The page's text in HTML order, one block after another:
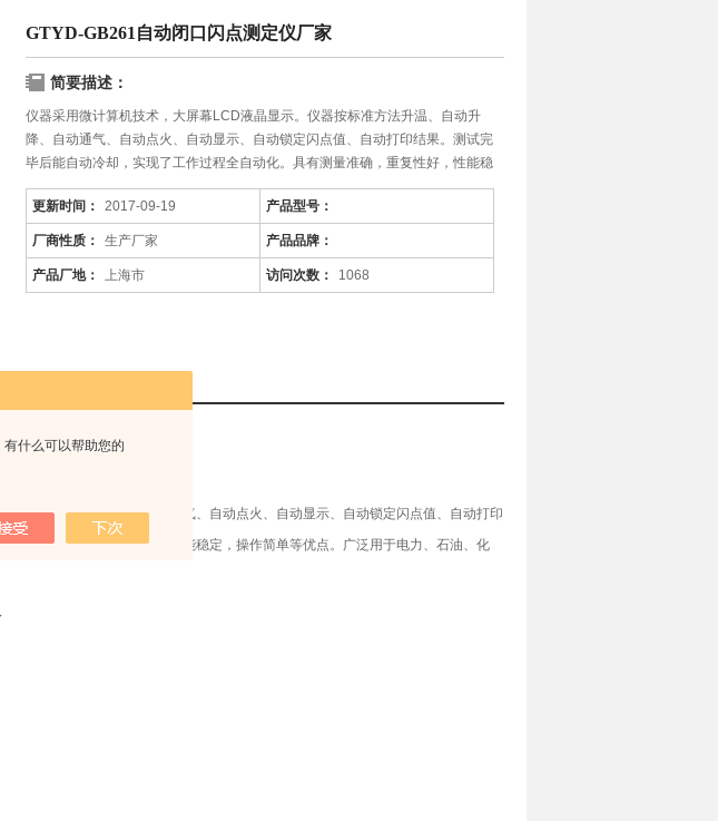
什么可以帮助您的
GTYD-GB261自动闭口闪点测定仪厂家
简要描述：
仪器采用微计算机技术，大屏幕LCD液晶显示。仪器按标准方法升温、自动升
降、自动通气、自动点火、自动显示、自动锁定闪点值、自动打印结果。测试完
毕后能自动冷却，实现了工作过程全自动化。具有测量准确，重复性好，性能稳
定。
更新时间：
2017-09-19 产品型号：
厂商性质： 生产厂家 产品品牌：
产品厂地： 上海市 访问次数： 1068
法升温、自动升降、自动通气、自动点火、自动显示、自动锁定闪点值、自动打印
有测量准确，重复性好，性能稳定，操作简单等优点。广泛用于电力、石油、化